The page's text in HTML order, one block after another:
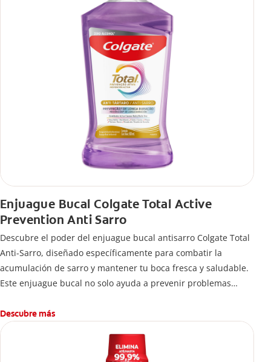
Enjuague Bucal Colgate Total Active
Prevention Anti Sarro
Descubre el poder del enjuague bucal antisarro Colgate Total
Anti-Sarro, diseñado específicamente para combatir la
acumulación de sarro y mantener tu boca fresca y saludable.
Este enjuague bucal no solo ayuda a prevenir problemas
Descubre más